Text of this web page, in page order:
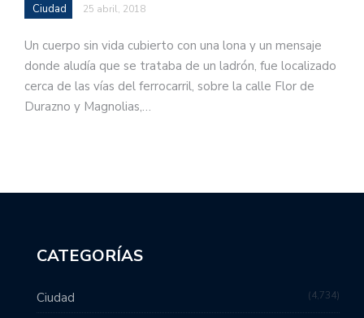
Ciudad 25 abril, 2018
Un cuerpo sin vida cubierto con una lona y un mensaje
donde aludía que se trataba de un ladrón, fue localizado
cerca de las vías del ferrocarril, sobre la calle Flor de
Durazno y Magnolias,…
CATEGORÍAS
Ciudad 4,734